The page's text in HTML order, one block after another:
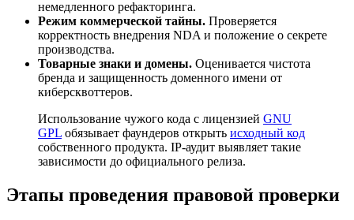
немедленного рефакторинга.
Режим коммерческой тайны. Проверяется
корректность внедрения NDA и положение о секрете
производства.
Товарные знаки и домены. Оценивается чистота
бренда и защищенность доменного имени от
киберсквоттеров.
Использование чужого кода с лицензией GNU
GPL обязывает фаундеров открыть исходный код
собственного продукта. IP-аудит выявляет такие
зависимости до официального релиза.
Этапы проведения правовой проверки